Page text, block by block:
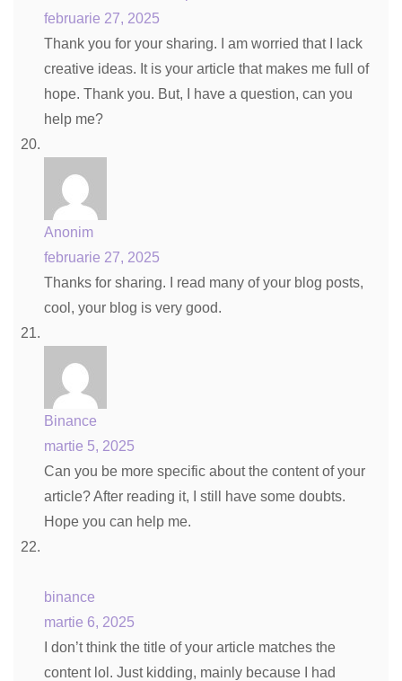
februarie 27, 2025
Thank you for your sharing. I am worried that I lack
creative ideas. It is your article that makes me full of
hope. Thank you. But, I have a question, can you
help me?
Anonim
februarie 27, 2025
Thanks for sharing. I read many of your blog posts,
cool, your blog is very good.
Binance
martie 5, 2025
Can you be more specific about the content of your
article? After reading it, I still have some doubts.
Hope you can help me.
binance
martie 6, 2025
I don’t think the title of your article matches the
content lol. Just kidding, mainly because I had